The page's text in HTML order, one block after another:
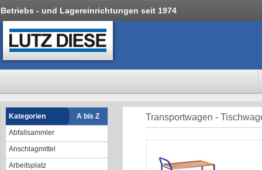
Betriebs - und Lagereinrichtungen seit 1974
Kategorien
A bis Z
Abfallsammler
Anschlagmittel
Arbeitsplatz
Transportwagen -